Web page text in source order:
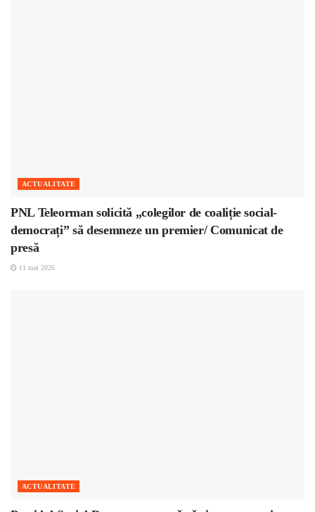
ACTUALITATE
PNL Teleorman solicită „colegilor de coaliție social-
democrați” să desemneze un premier/ Comunicat de
presă
11 mai 2026
ACTUALITATE